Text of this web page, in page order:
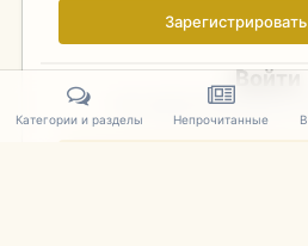
Войти
Уже зарегистрированы?
Категории и разделы Непрочитанные